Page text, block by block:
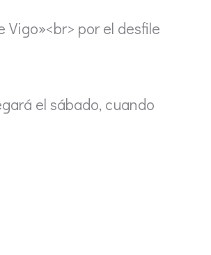
por el desfile
el sábado, cuando